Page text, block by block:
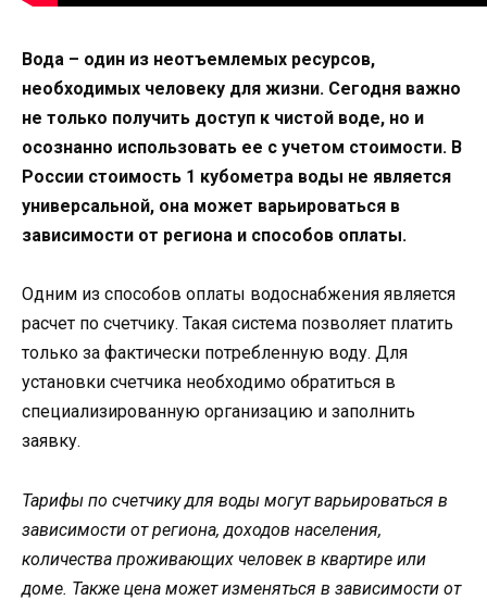
Вода – один из неотъемлемых ресурсов,
необходимых человеку для жизни. Сегодня важно
не только получить доступ к чистой воде, но и
осознанно использовать ее с учетом стоимости. В
России стоимость 1 кубометра воды не является
универсальной, она может варьироваться в
зависимости от региона и способов оплаты.
Одним из способов оплаты водоснабжения является
расчет по счетчику. Такая система позволяет платить
только за фактически потребленную воду. Для
установки счетчика необходимо обратиться в
специализированную организацию и заполнить
заявку.
Тарифы по счетчику для воды могут варьироваться в
зависимости от региона, доходов населения,
количества проживающих человек в квартире или
доме. Также цена может изменяться в зависимости от